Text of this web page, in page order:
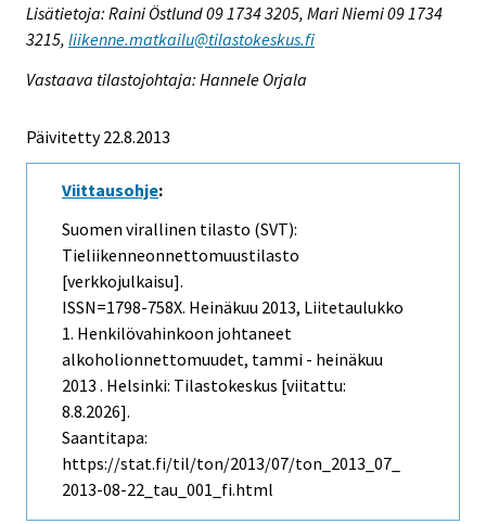
Lisätietoja: Raini Östlund 09 1734 3205, Mari Niemi 09 1734
3215, liikenne.matkailu@tilastokeskus.fi
Vastaava tilastojohtaja: Hannele Orjala
Päivitetty 22.8.2013
Viittausohje:
Suomen virallinen tilasto (SVT):
Tieliikenneonnettomuustilasto
[verkkojulkaisu].
ISSN=1798-758X. Heinäkuu 2013, Liitetaulukko
1. Henkilövahinkoon johtaneet
alkoholionnettomuudet, tammi - heinäkuu
2013 . Helsinki: Tilastokeskus [viitattu:
8.8.2026].
Saantitapa:
https://stat.fi/til/ton/2013/07/ton_2013_07_
2013-08-22_tau_001_fi.html